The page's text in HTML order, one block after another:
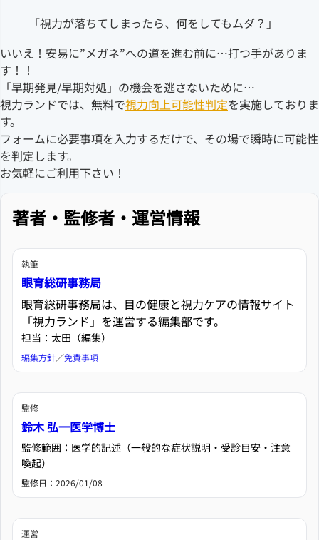
「視力が落ちてしまったら、何をしてもムダ？」
いいえ！安易に”メガネ”への道を進む前に…打つ手がありま
す！！
「早期発見/早期対処」の機会を逃さないために…
視力ランドでは、無料で視力向上可能性判定を実施しておりま
す。
フォームに必要事項を入力するだけで、その場で瞬時に可能性
を判定します。
お気軽にご利用下さい！
著者・監修者・運営情報
執筆
眼育総研事務局
眼育総研事務局は、目の健康と視力ケアの情報サイト
「視力ランド」を運営する編集部です。
担当：太田（編集）
編集方針／免責事項
監修
鈴木 弘一医学博士
監修範囲：医学的記述（一般的な症状説明・受診目安・注意
喚起）
監修日： 2026/01/08
運営